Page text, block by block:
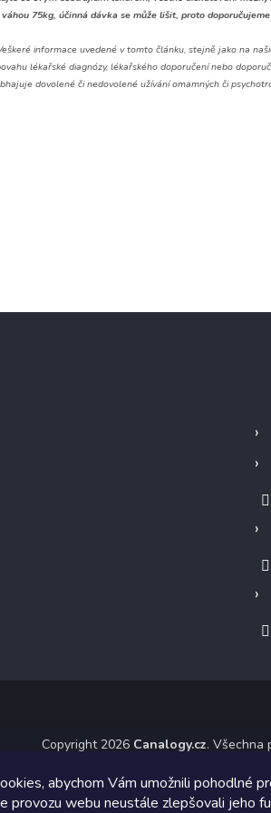
abychom Vám umožnili pohodlné
provozu webu neustále zlepšovali jeho
váhou 75kg, účinná dávka se může lišit, proto
informace uvedené v tomto článku, stejně jako na
lékařské diagnózy, lékařského doporučení nebo
dovolené či nedovolené užívání omamných či
Copyright 2026 Canalogy.cz. Všechna